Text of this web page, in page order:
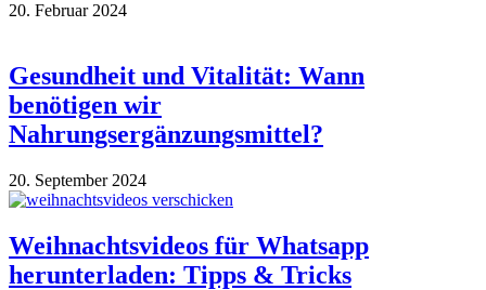
20. Februar 2024
Gesundheit und Vitalität: Wann
benötigen wir
Nahrungsergänzungsmittel?
20. September 2024
Weihnachtsvideos für Whatsapp
herunterladen: Tipps & Tricks